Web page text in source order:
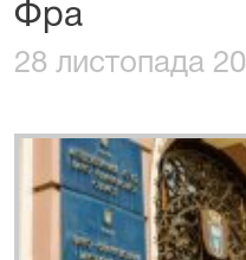
Фра
28 листопада